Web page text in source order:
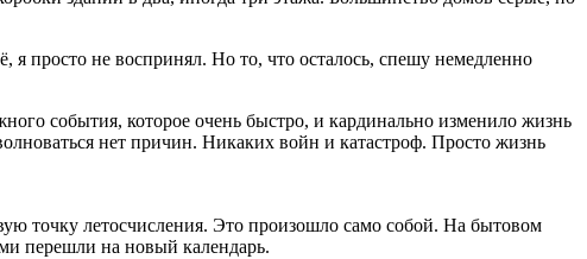
просто не воспринял. Но то, что осталось, спешу немедленно
события, которое очень быстро, и кардинально изменило жизнь
нет причин. Никаких войн и катастроф. Просто жизнь
точку летосчисления. Это произошло само собой. На бытовом
перешли на новый календарь.